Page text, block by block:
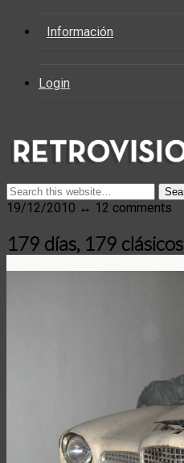
Información
Login
19/12/2010 ↔ 12 comments
179 días, 179 clásicos